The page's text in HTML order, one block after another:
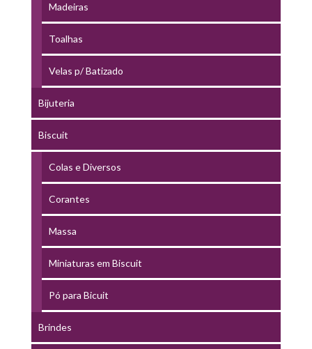
Madeiras
Toalhas
Velas p/ Batizado
Bijuteria
Biscuit
Colas e Diversos
Corantes
Massa
Miniaturas em Biscuit
Pó para Bicuit
Brindes